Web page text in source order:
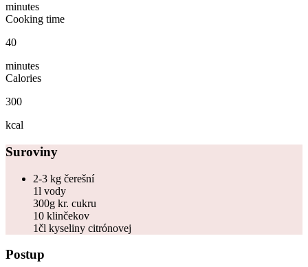
minutes
Cooking time
40
minutes
Calories
300
kcal
Suroviny
2-3 kg čerešní
1l vody
300g kr. cukru
10 klinčekov
1čl kyseliny citrónovej
Postup